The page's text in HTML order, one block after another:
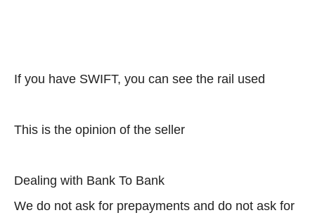
If you have SWIFT, you can see the rail used
This is the opinion of the seller
Dealing with Bank To Bank
We do not ask for prepayments and do not ask for